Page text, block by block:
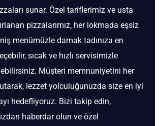
sunar. Özel tariflerimiz ve usta
pizzalarımız, her lokmada eşsiz
menümüzle damak tadınıza en
sıcak ve hızlı servisimizle
Müşteri memnuniyetini her
lezzet yolculuğunuzda size en iyi
hedefliyoruz. Bizi takip edin,
haberdar olun ve özel